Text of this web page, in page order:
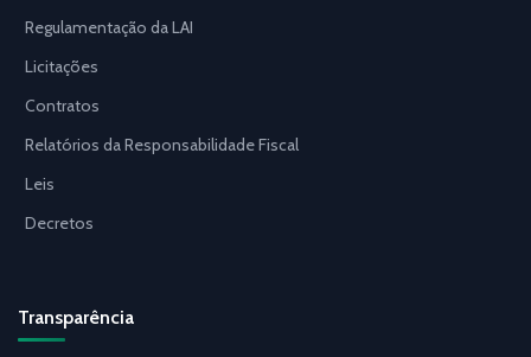
Regulamentação da LAI
Licitações
Contratos
Relatórios da Responsabilidade Fiscal
Leis
Decretos
Transparência